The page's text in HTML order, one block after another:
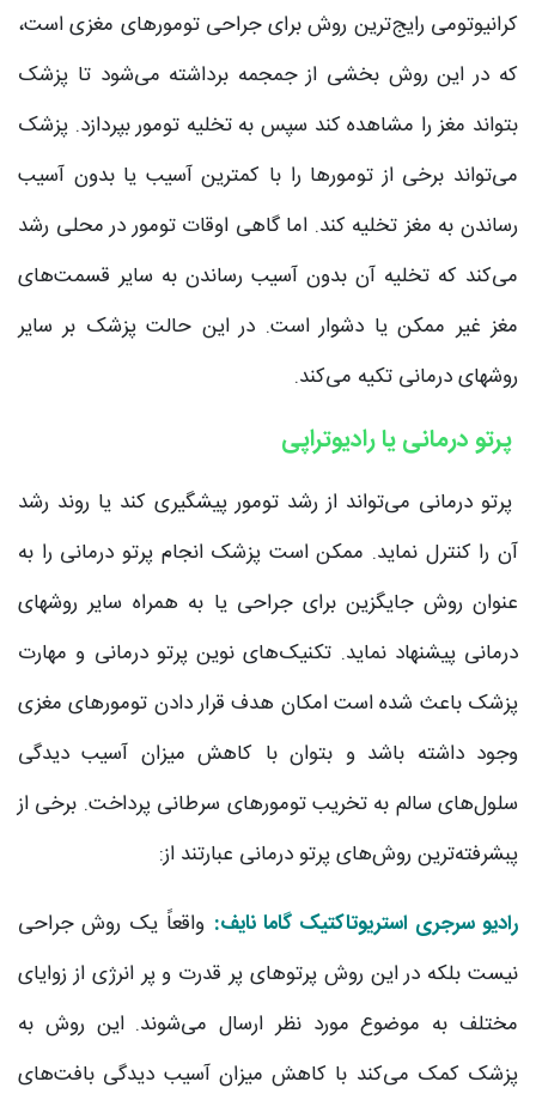
کرانیوتومی‌ رایج‌ترین روش برای جراحی تومورهای مغزی است،
که در این روش بخشی از جمجمه برداشته می‌شود تا پزشک
بتواند مغز را مشاهده کند سپس به تخلیه تومور بپردازد. پزشک
می‌تواند برخی از تومورها را با کمترین آسیب یا بدون آسیب
رساندن به مغز تخلیه کند. اما گاهی اوقات تومور در محلی رشد
می‌‌کند که تخلیه آن بدون آسیب رساندن به سایر قسمت‌های
مغز غیر ممکن یا دشوار است. در این حالت پزشک بر سایر
روشهای درمانی تکیه می‌کند.
پرتو درمانی یا رادیوتراپی
پرتو درمانی می‌تواند از رشد تومور پیشگیری کند یا روند رشد
آن را کنترل نماید. ممکن است پزشک انجام پرتو درمانی را به
عنوان روش جایگزین برای جراحی یا به همراه سایر روشهای
درمانی پیشنهاد نماید. تکنیک‌های نوین پرتو درمانی و مهارت
پزشک باعث شده است امکان هدف قرار دادن تومورهای مغزی
وجود داشته باشد و بتوان با کاهش میزان آسیب دیدگی
سلول‌های سالم به تخریب تومورهای سرطانی پرداخت. برخی از
پبشرفته‌ترین روش‌های پرتو درمانی عبارتند از:
رادیو سرجری استریوتاکتیک گاما نایف: واقعاً یک روش جراحی
نیست بلکه در این روش پرتوهای پر قدرت و پر انرژی از زوایای
مختلف به موضوع مورد نظر ارسال می‌شوند. این روش به
پزشک کمک می‌کند با کاهش میزان آسیب دیدگی بافت‌های